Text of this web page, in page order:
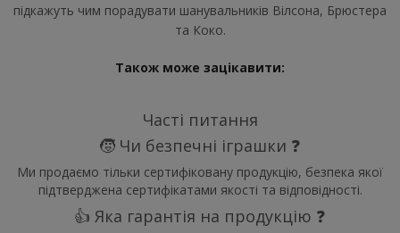
підкажуть чим порадувати шанувальників Вілсона, Брюстера
та Коко.
Також може зацікавити:
Часті питання
🧒 Чи безпечні іграшки ❓
Ми продаємо тільки сертифіковану продукцію, безпека якої
підтверджена сертифікатами якості та відповідності.
👍 Яка гарантія на продукцію ❓